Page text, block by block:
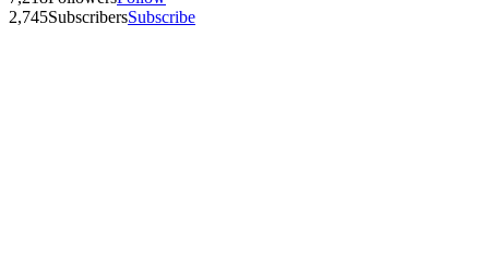
2,745SubscribersSubscribe